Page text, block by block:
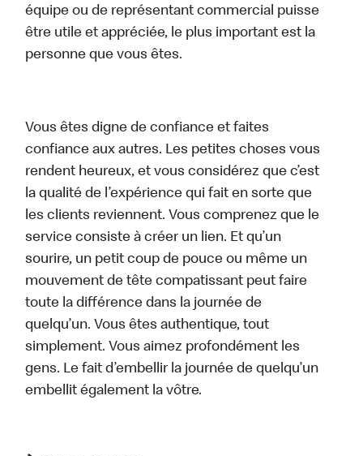
équipe ou de représentant commercial puisse
être utile et appréciée, le plus important est la
personne que vous êtes.
Vous êtes digne de confiance et faites
confiance aux autres. Les petites choses vous
rendent heureux, et vous considérez que c’est
la qualité de l’expérience qui fait en sorte que
les clients reviennent. Vous comprenez que le
service consiste à créer un lien. Et qu’un
sourire, un petit coup de pouce ou même un
mouvement de tête compatissant peut faire
toute la différence dans la journée de
quelqu’un. Vous êtes authentique, tout
simplement. Vous aimez profondément les
gens. Le fait d’embellir la journée de quelqu’un
embellit également la vôtre.